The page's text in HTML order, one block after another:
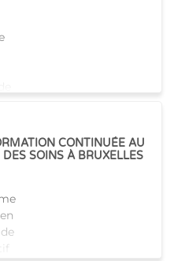
CONTINUÉE AU
SOINS À BRUXELLES